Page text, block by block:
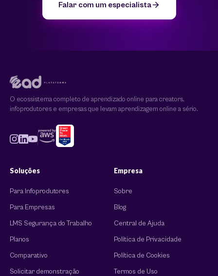
Falar com um especialista
O ecossistema completo de aprendizado online para creators,
infoprodutores e empresas que levam aprendizagem online a sério.
Soluções
Para Infoprodutores
Para Empresas
LMS Segurança do Trabalho
Planos
Comparativo
Solicitar demonstração
Empresa
Sobre
Blog
Central de Ajuda
Política de Privacidade
Política de Cookies
Termos de Uso